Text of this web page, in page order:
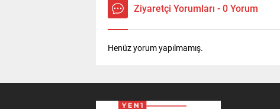
Ziyaretçi Yorumları - 0 Yorum
Henüz yorum yapılmamış.